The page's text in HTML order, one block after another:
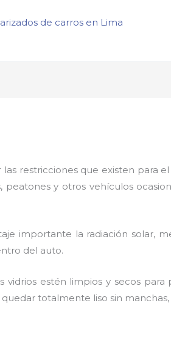
de carros en Lima
restricciones que existen para
y otros vehículos
importante la radiación solar,
del auto.
vidrios estén limpios y secos para
totalmente liso sin